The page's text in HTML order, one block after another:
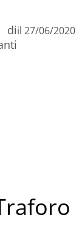
diil 27/06/2020